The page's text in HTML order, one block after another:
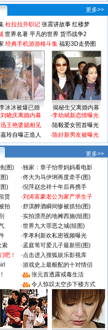
更多>>
杜拉拉升职记 张震讲故事 红楼梦
世界名著 平凡的世界 货币战争2
经典手机游游格斗集 福彩3D走势图
冰冰被爆已婚
揭秘生父离婚内幕
晓庆离婚内幕
王艳婆媳相见
玲自曝正造人
·李幼斌新恋情曝光
·陆毅爱女照首曝光
·陈好新男友被曝光
更多>>
(图) ·独家：章子怡带妈妈看电影
) ·佟大为马伊琍再度牵手(图)
) ·倪萍赵忠祥十年后再携手
赁 ·刘涛富豪老公为家产求生子
拍 ·舒淇醉酒瞬间惨被抓拍(图)
·实拍漂亮的地摊西施(组图)
·世界九大罪恶之城(组图)
·李孝利新欢私密视频曝光
索 ·孟庭苇可爱儿子最新照(图)
吧！ ·点击进入搜狐娱乐影视库
·游戏史上最般配的十对情侣
·
张元首透露戒毒生活
· 令人惊叹太空步下楼方式